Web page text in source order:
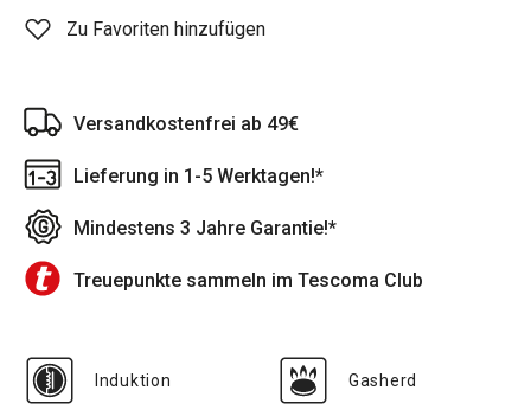
Zu Favoriten hinzufügen
Versandkostenfrei ab 49€
Lieferung in 1-5 Werktagen!*
Mindestens 3 Jahre Garantie!*
Treuepunkte sammeln im Tescoma Club
Induktion Gasherd